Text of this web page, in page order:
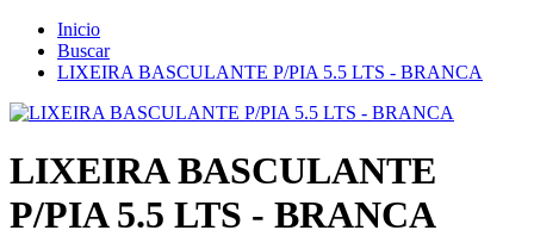
Inicio
Buscar
LIXEIRA BASCULANTE P/PIA 5.5 LTS - BRANCA
LIXEIRA BASCULANTE
P/PIA 5.5 LTS - BRANCA